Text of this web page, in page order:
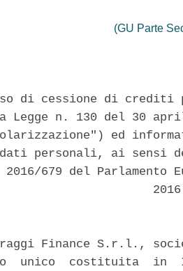
(GU Parte
di cessione di
Legge n. 130 del 30
ed
personali, ai sensi
2016/679 del
Finance S.r.l.,
unico  costituita  in